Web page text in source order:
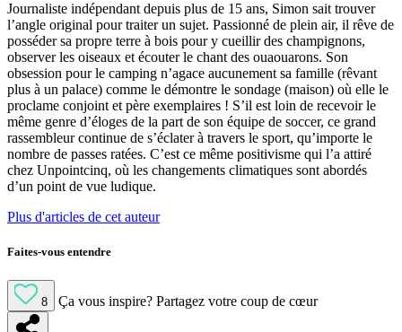
Journaliste indépendant depuis plus de 15 ans, Simon sait trouver
l’angle original pour traiter un sujet. Passionné de plein air, il rêve de
posséder sa propre terre à bois pour y cueillir des champignons,
observer les oiseaux et écouter le chant des ouaouarons. Son
obsession pour le camping n’agace aucunement sa famille (rêvant
plus à un palace) comme le démontre le sondage (maison) où elle le
proclame conjoint et père exemplaires ! S’il est loin de recevoir le
même genre d’éloges de la part de son équipe de soccer, ce grand
rassembleur continue de s’éclater à travers le sport, qu’importe le
nombre de passes ratées. C’est ce même positivisme qui l’a attiré
chez Unpointcinq, où les changements climatiques sont abordés
d’un point de vue ludique.
Plus d'articles de cet auteur
Faites-vous entendre
8 Ça vous inspire? Partagez votre coup de cœur